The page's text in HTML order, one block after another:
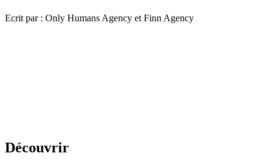
Ecrit par : Only Humans Agency et Finn Agency
Découvrir